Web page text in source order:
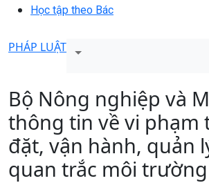
Học tập theo Bác
PHÁP LUẬT
Bộ Nông nghiệp và
thông tin về vi phạm
đặt, vận hành, quản
quan trắc môi trường